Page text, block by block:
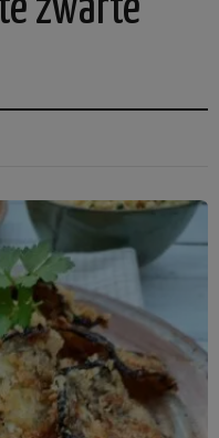
zwarte